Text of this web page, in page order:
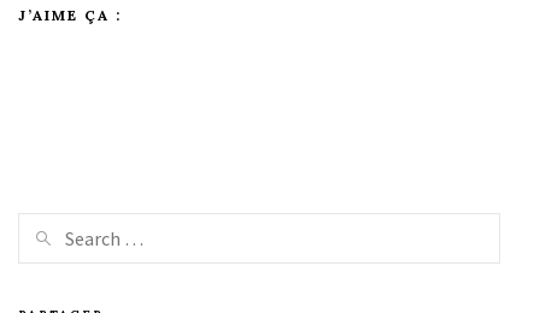
J’AIME ÇA :